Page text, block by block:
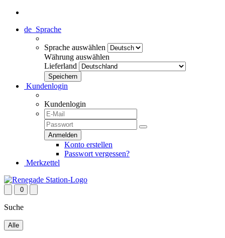
de Sprache
Sprache auswählen
Währung auswählen
Lieferland
Kundenlogin
Kundenlogin
Konto erstellen
Passwort vergessen?
Merkzettel
0
Suche
Alle